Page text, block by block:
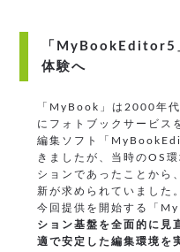
「MyBookEditor5
体験へ
「MyBook」は2000年
にフォトブックサービス
編集ソフト「
きましたが、当時のOS
ションであったことから
新が求められていました。
今回提供を開始する「
ション基盤を全面的に見
適で安定した編集環境を